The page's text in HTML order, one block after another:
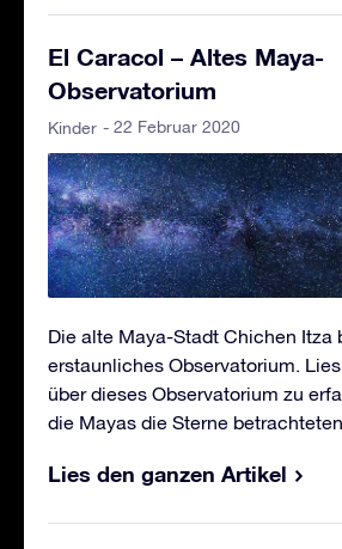
El Caracol – Altes Maya-
Observatorium
Kinder - 22 Februar 2020
Die alte Maya-Stadt Chichen Itza
erstaunliches Observatorium.
über dieses Observatorium zu
die Mayas die Sterne
Lies den ganzen Artikel